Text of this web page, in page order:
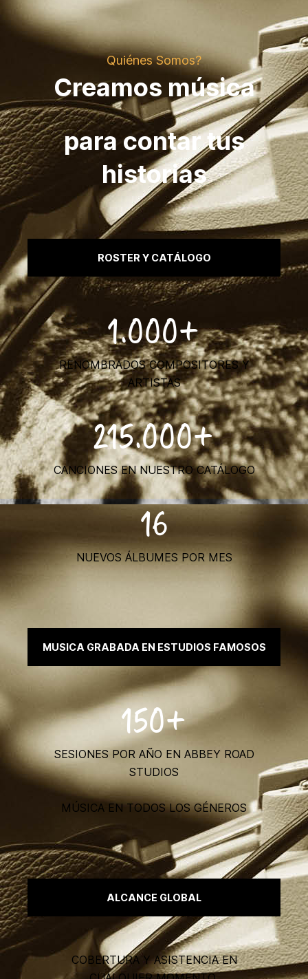
Quiénes Somos?
Creamos música
para contar tus
historias
ROSTER Y CATÁLOGO
1.000+
RENOMBRADOS COMPOSITORES Y
ARTISTAS
215.000+
CANCIONES EN NUESTRO CATÁLOGO
16
NUEVOS ÁLBUMES POR MES
MUSICA GRABADA EN ESTUDIOS FAMOSOS
150+
SESIONES POR AÑO EN ABBEY ROAD
STUDIOS
MÚSICA EN TODOS LOS GÉNEROS
ALCANCE GLOBAL
COBERTURA Y ASISTENCIA EN